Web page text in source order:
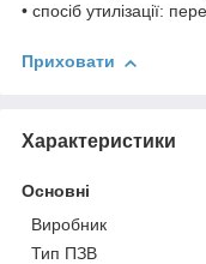
• спосіб утилізації:
Приховати
Характеристики
Основні
Виробник
Тип ПЗВ